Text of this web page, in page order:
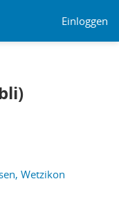
Einloggen
Wetzikon